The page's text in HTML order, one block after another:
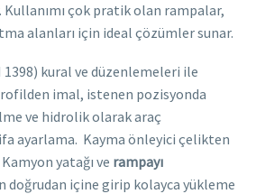
çok pratik olan rampalar,
alanları için ideal çözümler sunar.
1398) kural ve düzenlemeleri ile
imal, istenen pozisyonda
ve hidrolik olarak araç
ayarlama. Kayma önleyici çelikten
yatağı ve rampayı
içine girip kolayca yükleme